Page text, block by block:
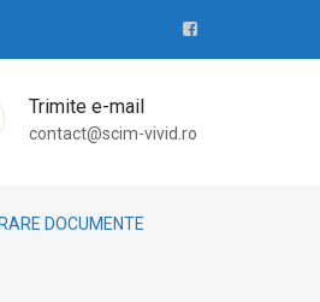
Trimite e-mail
contact@scim-vivid.ro
DOCUMENTE